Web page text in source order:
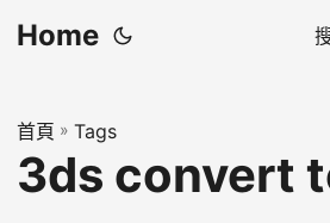
Home
首頁 » Tags
3ds convert